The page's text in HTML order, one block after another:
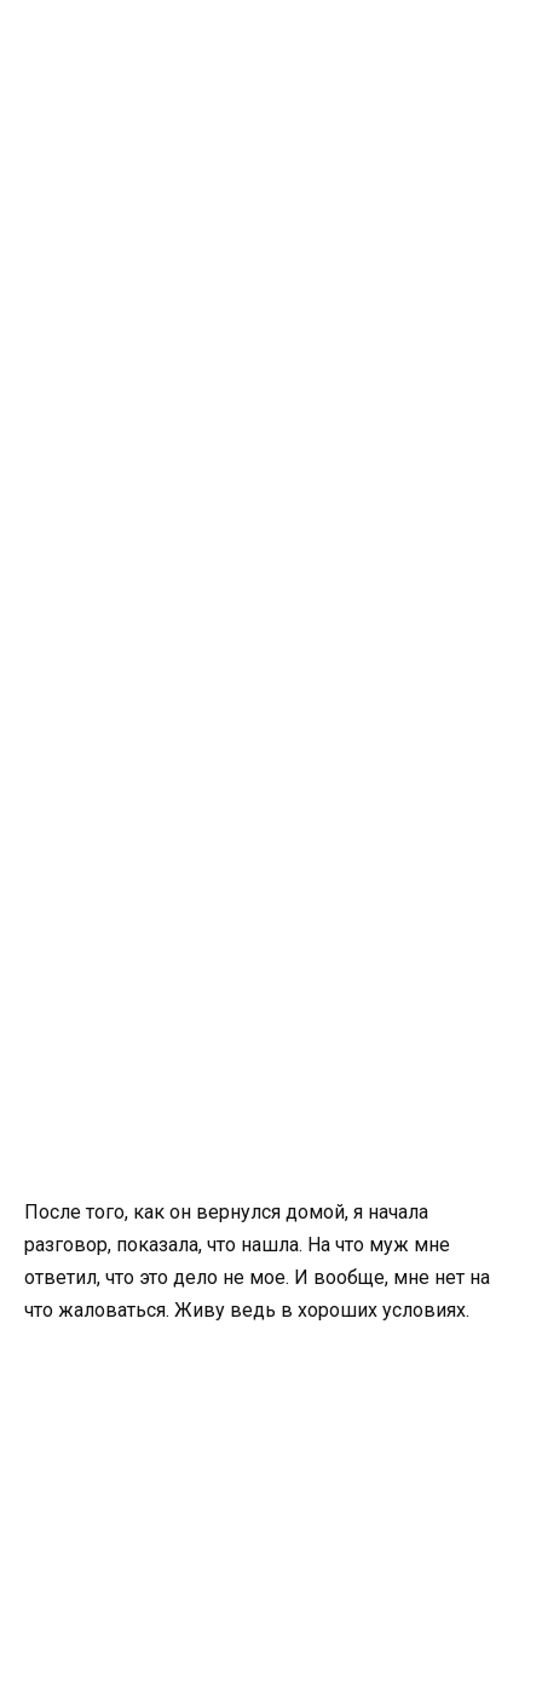
После того, как он вернулся домой, я начала
разговор, показала, что нашла. На что муж мне
ответил, что это дело не мое. И вообще, мне нет на
что жаловаться. Живу ведь в хороших условиях.